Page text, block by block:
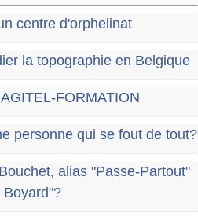
centre d'orphelinat
la topographie en Belgique
FORMATION
personne qui se fout de tout?
alias "Passe-Partout"